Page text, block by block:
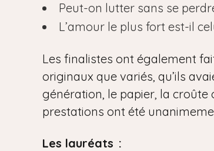
Peut-on lutter sans se
L’amour le plus fort est-il
Les finalistes ont également
originaux que variés, qu’ils
génération, le papier, la croûte
prestations ont été
Les lauréats :